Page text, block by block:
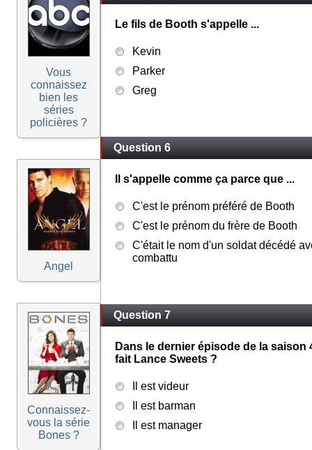
Vous
connaissez
bien les
séries
policières ?
Angel
Connaissez-
vous la série
Bones ?
Le fils de Booth s'appelle ...
Kevin
Parker
Greg
Question 6
Il s'appelle comme ça parce que ...
C'est le prénom préféré de Booth
C'est le prénom du frère de Booth
C'était le nom d'un soldat décédé
combattu
Question 7
Dans le dernier épisode de la
fait Lance Sweets ?
Il est videur
Il est barman
Il est manager